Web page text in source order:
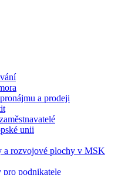
a prodeji
unii
a rozvojové plochy v MSK
pro podnikatele